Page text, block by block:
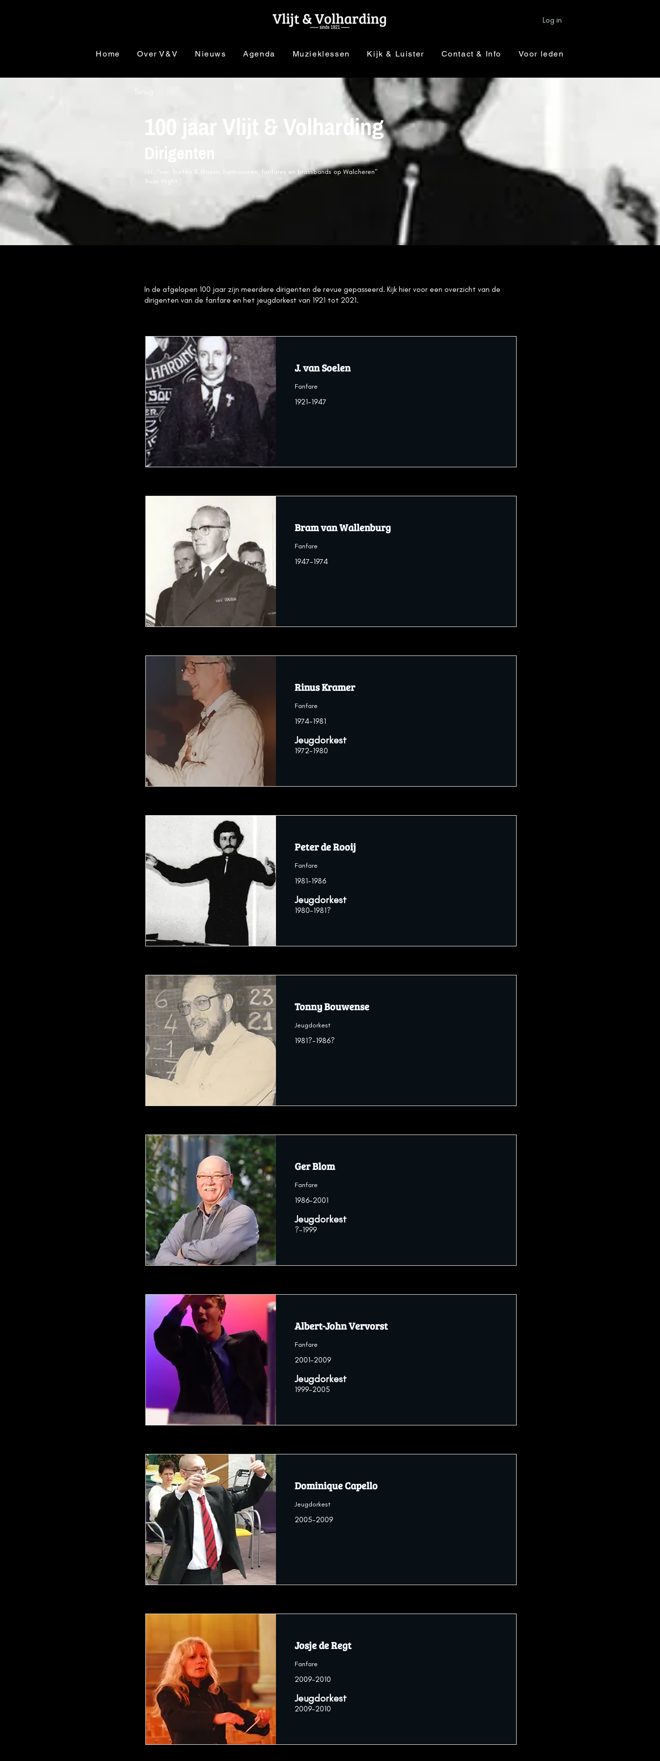
Log in
Home Over V&V Nieuws Agenda Muzieklessen Kijk & Luister Contact & Info Voor leden
Terug
Dirigenten
Uit: "van Toeten & Blazen, harmonieën, fanfares en brassbands op Walcheren"
Truus Wight
100 jaar Vlijt & Volharding
In de afgelopen 100 jaar zijn meerdere dirigenten de revue gepasseerd. Kijk hier voor een overzicht van de
dirigenten van de fanfare en het jeugdorkest van 1921 tot 2021.
J. van Soelen
Fanfare
1921-1947
Bram van Wallenburg
Fanfare
1947-1974
Rinus Kramer
Fanfare
1974-1981
Jeugdorkest
1972-1980
Peter de Rooij
Fanfare
1981-1986
Jeugdorkest
1980-1981?
Tonny Bouwense
Jeugdorkest
1981?-1986?
Ger Blom
Fanfare
1986-2001
Jeugdorkest
?-1999
Albert-John Vervorst
Fanfare
2001-2009
Jeugdorkest
1999-2005
Dominique Capello
Jeugdorkest
2005-2009
Josje de Regt
Fanfare
2009-2010
Jeugdorkest
2009-2010